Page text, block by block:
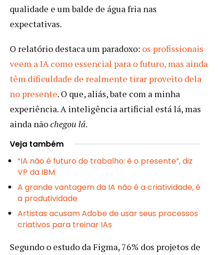
qualidade e um balde de água fria nas
expectativas.
O relatório destaca um paradoxo: os profissionais
veem a IA como essencial para o futuro, mas ainda
têm dificuldade de realmente tirar proveito dela
no presente. O que, aliás, bate com a minha
experiência. A inteligência artificial está lá, mas
ainda nãochegou lá.
Veja também
“IA não é futuro do trabalho: é o presente”, diz
VP da IBM
A grande vantagem da IA não é a criatividade, é
a produtividade
Artistas acusam Adobe de usar seus processos
criativos para treinar IAs
Segundo o estudo da Figma, 76% dos projetos de